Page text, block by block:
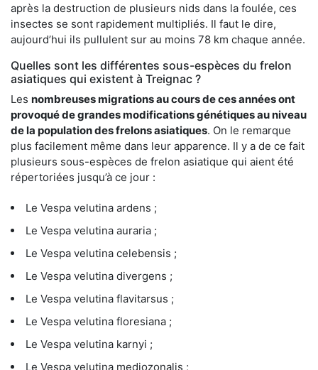
après la destruction de plusieurs nids dans la foulée, ces
insectes se sont rapidement multipliés. Il faut le dire,
aujourd’hui ils pullulent sur au moins 78 km chaque année.
Quelles sont les différentes sous-espèces du frelon
asiatiques qui existent à Treignac ?
Les nombreuses migrations au cours de ces années ont
provoqué de grandes modifications génétiques au niveau
de la population des frelons asiatiques. On le remarque
plus facilement même dans leur apparence. Il y a de ce fait
plusieurs sous-espèces de frelon asiatique qui aient été
répertoriées jusqu’à ce jour :
Le Vespa velutina ardens ;
Le Vespa velutina auraria ;
Le Vespa velutina celebensis ;
Le Vespa velutina divergens ;
Le Vespa velutina flavitarsus ;
Le Vespa velutina floresiana ;
Le Vespa velutina karnyi ;
Le Vespa velutina mediozonalis ;